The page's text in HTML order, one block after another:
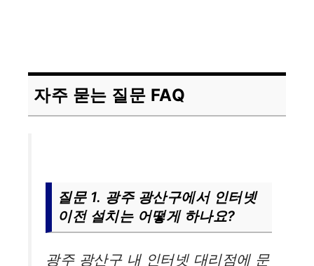
자주 묻는 질문 FAQ
질문 1. 광주 광산구에서 인터넷
이전 설치는 어떻게 하나요?
광주 광산구 내 인터넷 대리점에 문